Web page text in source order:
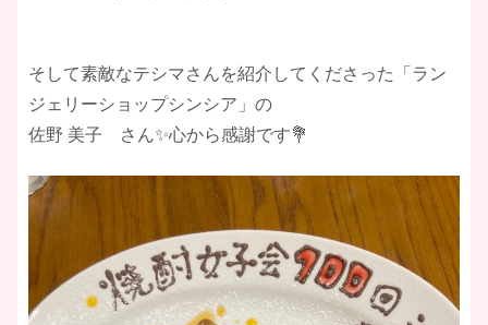
そして素敵なテシマさんを紹介してくださった「ラン
ジェリーショップシンシア」の
佐野 美子 さん✨心から感謝です💐